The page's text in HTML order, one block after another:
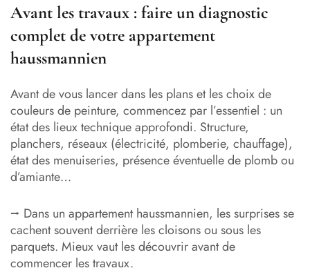
Avant les travaux : faire un diagnostic
complet de votre appartement
haussmannien
Avant de vous lancer dans les plans et les choix de
couleurs de peinture, commencez par l’essentiel : un
état des lieux technique approfondi. Structure,
planchers, réseaux (électricité, plomberie, chauffage),
état des menuiseries, présence éventuelle de plomb ou
d’amiante…
⭢ Dans un appartement haussmannien, les surprises se
cachent souvent derrière les cloisons ou sous les
parquets. Mieux vaut les découvrir avant de
commencer les travaux.